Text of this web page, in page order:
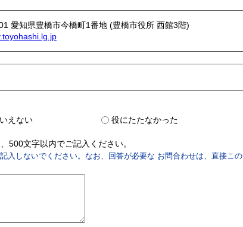
愛知県豊橋市今橋町1番地 (豊橋市役所 西館3階)
えない 役にたたなかった
500文字以内でご記入ください。
入しないでください。なお、回答が必要な お問合わせは、直接この